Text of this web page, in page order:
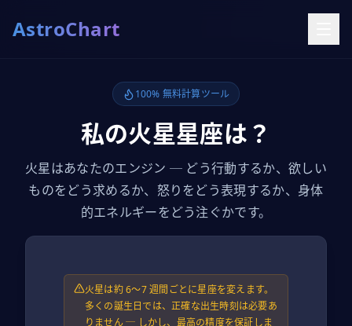
AstroChart
100% 無料計算ツール
私の火星星座は？
火星はあなたのエンジン ─ どう行動するか、欲しい
ものをどう求めるか、怒りをどう表現するか、身体
的エネルギーをどう注ぐかです。
火星は約 6〜7 週間ごとに星座を変えます。
多くの誕生日では、正確な出生時刻は必要あ
りません ─ しかし、最高の精度を保証しま